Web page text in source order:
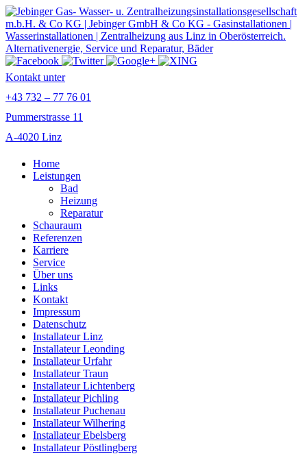
Kontakt unter
+43 732 – 77 76 01
Pummerstrasse 11
A-4020 Linz
Home
Leistungen
Bad
Heizung
Reparatur
Schauraum
Referenzen
Karriere
Service
Über uns
Links
Kontakt
Impressum
Datenschutz
Installateur Linz
Installateur Leonding
Installateur Urfahr
Installateur Traun
Installateur Lichtenberg
Installateur Pichling
Installateur Puchenau
Installateur Wilhering
Installateur Ebelsberg
Installateur Pöstlingberg